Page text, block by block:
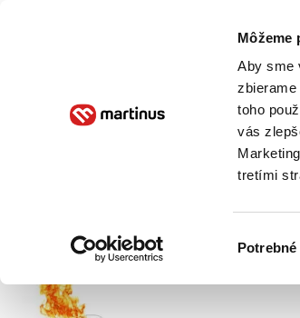
Môžeme
Aby sme
toho
vás
tretími
súhlasu
Potrebné
Poukážky